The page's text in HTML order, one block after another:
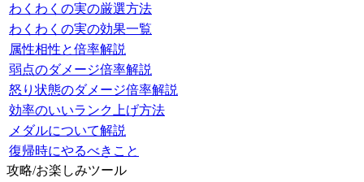
わくわくの実の厳選方法
わくわくの実の効果一覧
属性相性と倍率解説
弱点のダメージ倍率解説
怒り状態のダメージ倍率解説
効率のいいランク上げ方法
メダルについて解説
復帰時にやるべきこと
攻略/お楽しみツール